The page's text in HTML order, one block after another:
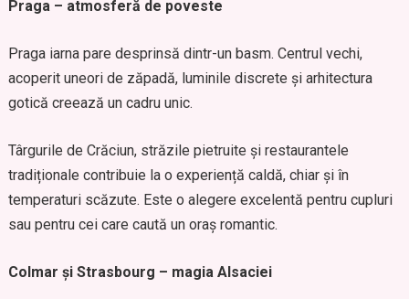
Praga – atmosferă de poveste
Praga iarna pare desprinsă dintr-un basm. Centrul vechi,
acoperit uneori de zăpadă, luminile discrete și arhitectura
gotică creează un cadru unic.
Târgurile de Crăciun, străzile pietruite și restaurantele
tradiționale contribuie la o experiență caldă, chiar și în
temperaturi scăzute. Este o alegere excelentă pentru cupluri
sau pentru cei care caută un oraș romantic.
Colmar și Strasbourg – magia Alsaciei